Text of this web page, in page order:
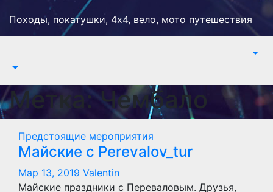
Походы, покатушки, 4х4, вело, мото путешествия
Метка:Чембало
Предстоящие мероприятия
Майские с Perevalov_tur
Мар 13, 2019 Valentin
Майские праздники с Переваловым. Друзья,